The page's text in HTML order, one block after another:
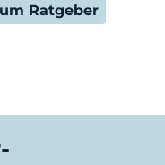
Ratgeber